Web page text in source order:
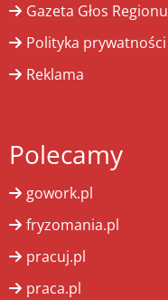
Gazeta Głos Regionu
Polityka prywatności
Reklama
Polecamy
gowork.pl
fryzomania.pl
pracuj.pl
praca.pl